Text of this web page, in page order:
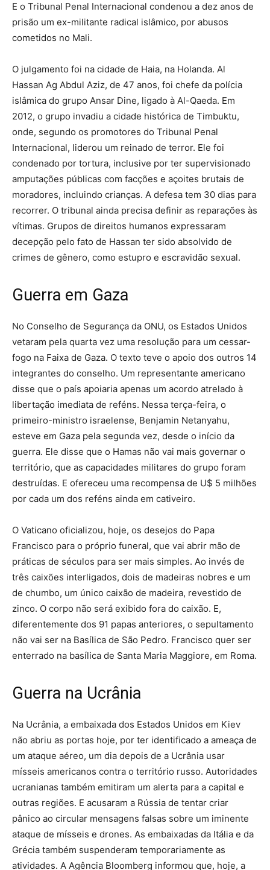
E o Tribunal Penal Internacional condenou a dez anos de
prisão um ex-militante radical islâmico, por abusos
cometidos no Mali.
O julgamento foi na cidade de Haia, na Holanda. Al
Hassan Ag Abdul Aziz, de 47 anos, foi chefe da polícia
islâmica do grupo Ansar Dine, ligado à Al-Qaeda. Em
2012, o grupo invadiu a cidade histórica de Timbuktu,
onde, segundo os promotores do Tribunal Penal
Internacional, liderou um reinado de terror. Ele foi
condenado por tortura, inclusive por ter supervisionado
amputações públicas com facções e açoites brutais de
moradores, incluindo crianças. A defesa tem 30 dias para
recorrer. O tribunal ainda precisa definir as reparações às
vítimas. Grupos de direitos humanos expressaram
decepção pelo fato de Hassan ter sido absolvido de
crimes de gênero, como estupro e escravidão sexual.
Guerra em Gaza
No Conselho de Segurança da ONU, os Estados Unidos
vetaram pela quarta vez uma resolução para um cessar-
fogo na Faixa de Gaza. O texto teve o apoio dos outros 14
integrantes do conselho. Um representante americano
disse que o país apoiaria apenas um acordo atrelado à
libertação imediata de reféns. Nessa terça-feira, o
primeiro-ministro israelense, Benjamin Netanyahu,
esteve em Gaza pela segunda vez, desde o início da
guerra. Ele disse que o Hamas não vai mais governar o
território, que as capacidades militares do grupo foram
destruídas. E ofereceu uma recompensa de U$ 5 milhões
por cada um dos reféns ainda em cativeiro.
O Vaticano oficializou, hoje, os desejos do Papa
Francisco para o próprio funeral, que vai abrir mão de
práticas de séculos para ser mais simples. Ao invés de
três caixões interligados, dois de madeiras nobres e um
de chumbo, um único caixão de madeira, revestido de
zinco. O corpo não será exibido fora do caixão. E,
diferentemente dos 91 papas anteriores, o sepultamento
não vai ser na Basílica de São Pedro. Francisco quer ser
enterrado na basílica de Santa Maria Maggiore, em Roma.
Guerra na Ucrânia
Na Ucrânia, a embaixada dos Estados Unidos em Kiev
não abriu as portas hoje, por ter identificado a ameaça de
um ataque aéreo, um dia depois de a Ucrânia usar
mísseis americanos contra o território russo. Autoridades
ucranianas também emitiram um alerta para a capital e
outras regiões. E acusaram a Rússia de tentar criar
pânico ao circular mensagens falsas sobre um iminente
ataque de mísseis e drones. As embaixadas da Itália e da
Grécia também suspenderam temporariamente as
atividades. A Agência Bloomberg informou que, hoje, a